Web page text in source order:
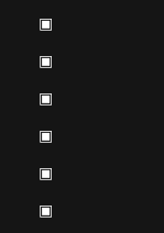
▣
▣
▣
▣
▣
▣